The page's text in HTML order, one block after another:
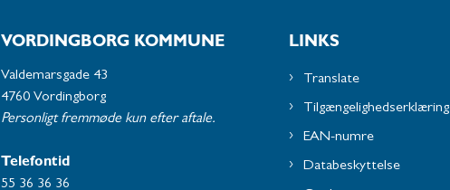
VORDINGBORG KOMMUNE
Valdemarsgade 43
4760 Vordingborg
Personligt fremmøde kun efter aftale.
Telefontid
55 36 36 36
LINKS
Translate
Tilgængelighedserklæring
EAN-numre
Databeskyttelse